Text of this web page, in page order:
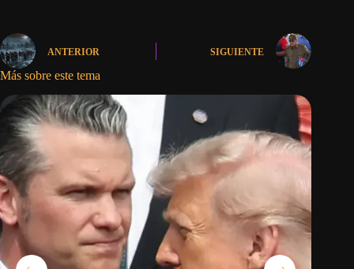
ANTERIOR SIGUIENTE
Más sobre este tema